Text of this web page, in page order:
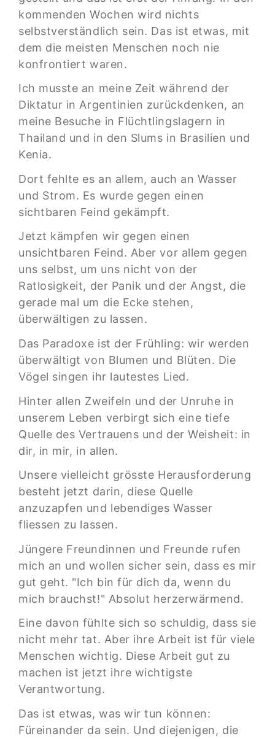
kommenden Wochen wird nichts
selbstverständlich sein. Das ist etwas, mit
dem die meisten Menschen noch nie
konfrontiert waren.
Ich musste an meine Zeit während der
Diktatur in Argentinien zurückdenken, an
meine Besuche in Flüchtlingslagern in
Thailand und in den Slums in Brasilien und
Kenia.
Dort fehlte es an allem, auch an Wasser
und Strom. Es wurde gegen einen
sichtbaren Feind gekämpft.
Jetzt kämpfen wir gegen einen
unsichtbaren Feind. Aber vor allem gegen
uns selbst, um uns nicht von der
Ratlosigkeit, der Panik und der Angst, die
gerade mal um die Ecke stehen,
überwältigen zu lassen.
Das Paradoxe ist der Frühling: wir werden
überwältigt von Blumen und Blüten. Die
Vögel singen ihr lautestes Lied.
Hinter allen Zweifeln und der Unruhe in
unserem Leben verbirgt sich eine tiefe
Quelle des Vertrauens und der Weisheit: in
dir, in mir, in allen.
Unsere vielleicht grösste Herausforderung
besteht jetzt darin, diese Quelle
anzuzapfen und lebendiges Wasser
fliessen zu lassen.
Jüngere Freundinnen und Freunde rufen
mich an und wollen sicher sein, dass es mir
gut geht. "Ich bin für dich da, wenn du
mich brauchst!" Absolut herzerwärmend.
Eine davon fühlte sich so schuldig, dass sie
nicht mehr tat. Aber ihre Arbeit ist für viele
Menschen wichtig. Diese Arbeit gut zu
machen ist jetzt ihre wichtigste
Verantwortung.
Das ist etwas, was wir tun können:
Füreinander da sein. Und diejenigen, die